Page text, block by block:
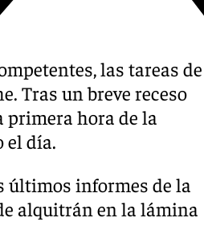
las tareas de
Tras un breve receso
primera hora de la
el día.
últimos informes de la
alquitrán en la lámina